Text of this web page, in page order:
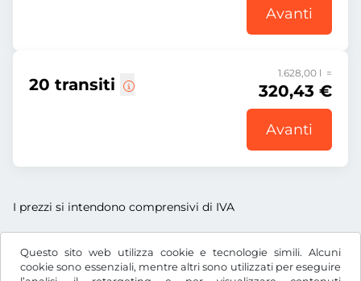
Questo sito web utilizza cookie e tecnologie simili. Alcuni
cookie sono essenziali, mentre altri sono utilizzati per eseguire
Avanti
20 transiti
1.628,00 l =
320,43 €
Avanti
I prezzi si intendono comprensivi di IVA